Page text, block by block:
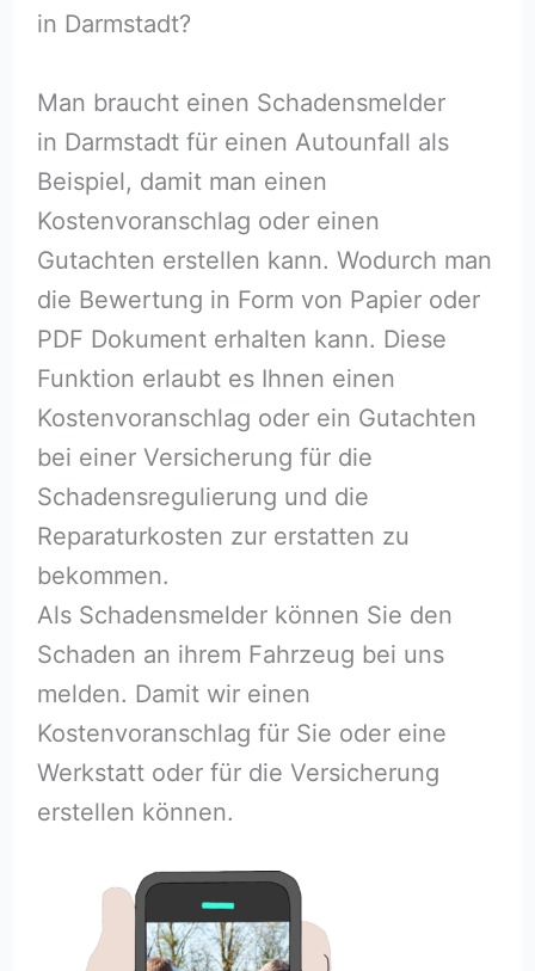
in Darmstadt?
Man braucht einen Schadensmelder
in Darmstadt für einen Autounfall als
Beispiel, damit man einen
Kostenvoranschlag oder einen
Gutachten erstellen kann. Wodurch man
die Bewertung in Form von Papier oder
PDF Dokument erhalten kann. Diese
Funktion erlaubt es Ihnen einen
Kostenvoranschlag oder ein Gutachten
bei einer Versicherung für die
Schadensregulierung und die
Reparaturkosten zur erstatten zu
bekommen.
Als Schadensmelder können Sie den
Schaden an ihrem Fahrzeug bei uns
melden. Damit wir einen
Kostenvoranschlag für Sie oder eine
Werkstatt oder für die Versicherung
erstellen können.